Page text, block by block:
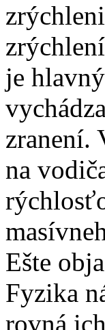
je
zranení.
na
Ešte
Fyzika
rovná